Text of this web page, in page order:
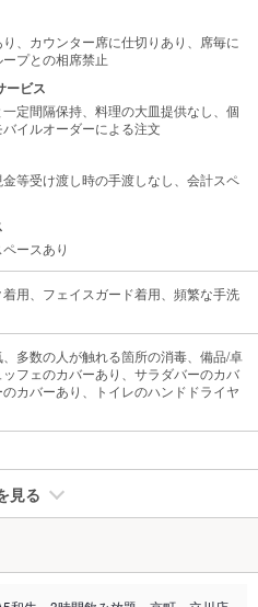
、カウンター席に仕切りあり、席毎に
プとの相席禁止
ービス
定間隔保持、料理の大皿提供なし、個
イルオーダーによる注文
等受け渡し時の手渡しなし、会計スペ
ースあり
用、フェイスガード着用、頻繁な手洗
多数の人が触れる箇所の消毒、備品/卓
ッフェのカバーあり、サラダバーのカバ
カバーあり、トイレのハンドドライヤ
見る